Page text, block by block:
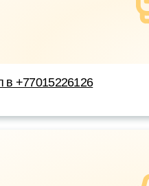
в +77015226126